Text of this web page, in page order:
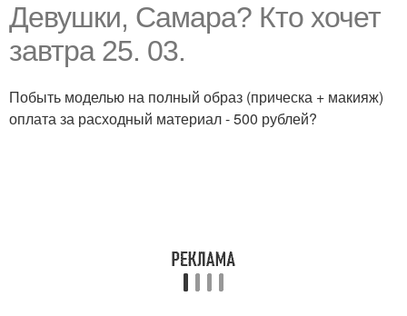
Девушки, Самара? Кто хочет
завтра 25. 03.
Побыть моделью на полный образ (прическа + макияж)
оплата за расходный материал - 500 рублей?